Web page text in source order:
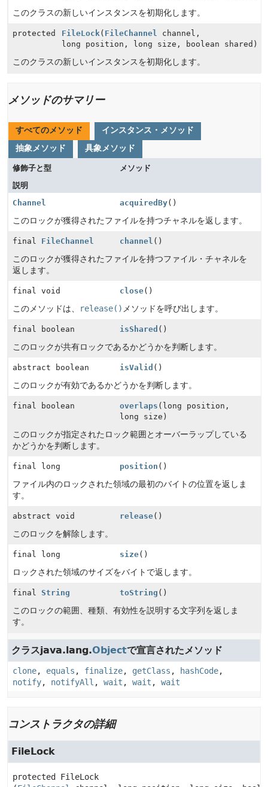
このクラスの新しいインスタンスを初期化します。
protected FileLock ( FileChannel
channel,
long position, long size, boolean shared)
このクラスの新しいインスタンスを初期化します。
メソッドのサマリー
すべてのメソッド
インスタンス・メソッド
抽象メソッド
具象メソッド
修飾子と型
メソッド
説明
Channel
acquiredBy()
このロックが獲得されたファイルを持つチャネルを返します。
final FileChannel channel ()
このロックが獲得されたファイルを持つファイル・チャネルを
返します。
final void close()
このメソッドは、 release() メソッドを呼び出します。
final boolean isShared ()
このロックが共有ロックであるかどうかを判断します。
abstract boolean isValid ()
このロックが有効であるかどうかを判断します。
final boolean overlaps (long position,
long size)
このロックが指定されたロック範囲とオーバーラップしている
かどうかを判断します。
final long position ()
ファイル内のロックされた領域の最初のバイトの位置を返しま
す。
abstract void release()
このロックを解除します。
final long size()
ロックされた領域のサイズをバイトで返します。
final String toString ()
このロックの範囲、種類、有効性を説明する文字列を返しま
す。
クラスjava.lang.Objectで宣言されたメソッド
clone, equals , finalize, getClass , hashCode,
notify, notifyAll , wait , wait , wait
コンストラクタの詳細
FileLock
protected
FileLock